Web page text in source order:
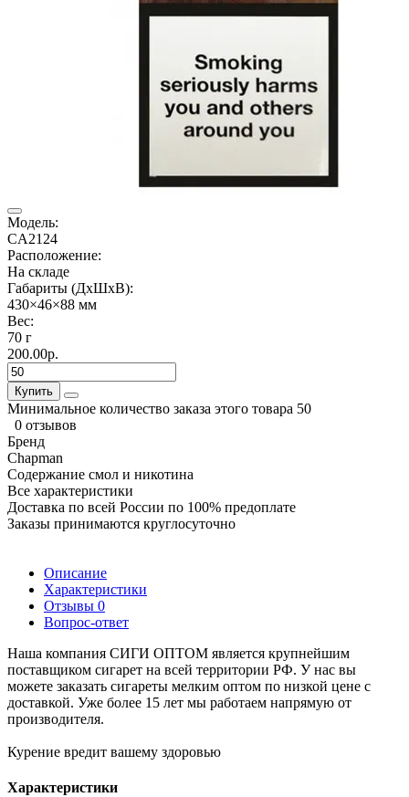
Модель:
CA2124
Расположение:
На складе
Габариты (ДхШхВ):
430×46×88 мм
Вес:
70 г
200.00р.
Купить
Минимальное количество заказа этого товара 50
0 отзывов
Бренд
Chapman
Содержание смол и никотина
Все характеристики
Доставка по всей России по 100% предоплате
Заказы принимаются круглосуточно
Описание
Характеристики
Отзывы 0
Вопрос-ответ
Наша компания СИГИ ОПТОМ является крупнейшим
поставщиком сигарет на всей территории РФ. У нас вы
можете заказать сигареты мелким оптом по низкой цене с
доставкой. Уже более 15 лет мы работаем напрямую от
производителя.
Курение вредит вашему здоровью
Характеристики